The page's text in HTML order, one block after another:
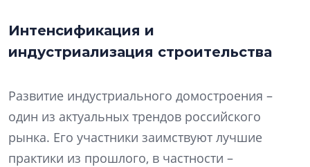
Интенсификация и
индустриализация строительства
Развитие индустриального домостроения –
один из актуальных трендов российского
рынка. Его участники заимствуют лучшие
практики из прошлого, в частности –